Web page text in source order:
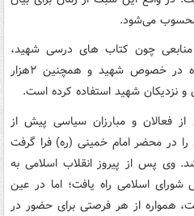
محسوب می‌شود.
منابعی چون کتاب های درسی شهید،
سخنرانی‌ها، کتاب های چاپ شده در خصوص شهید و همچنین ۲هزار
نزدیکان شهید استفاده کرده است.
فعالان و مبارزان سیاسی پیش از
در محضر امام خمینی (ره) فرا گرفت
وی پس از پیروز انقلاب اسلامی به
شورای اسلامی راه یافت؛ اما در عین
همواره از هر فرصتی برای حضور در